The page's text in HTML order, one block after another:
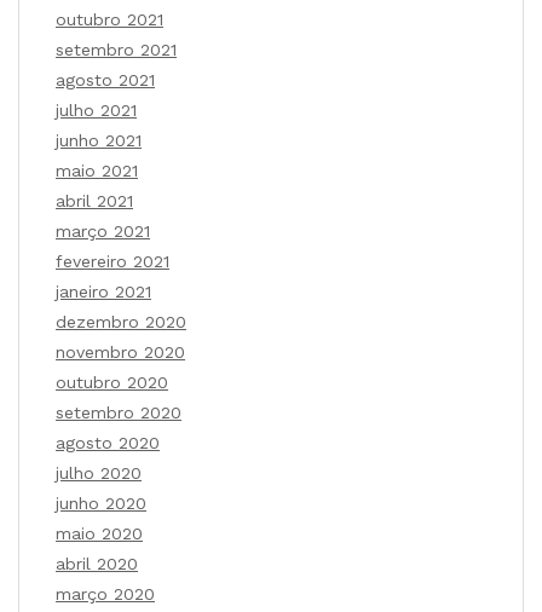
outubro 2021
setembro 2021
agosto 2021
julho 2021
junho 2021
maio 2021
abril 2021
março 2021
fevereiro 2021
janeiro 2021
dezembro 2020
novembro 2020
outubro 2020
setembro 2020
agosto 2020
julho 2020
junho 2020
maio 2020
abril 2020
março 2020